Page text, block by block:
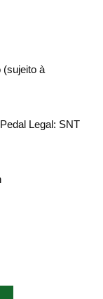
(sujeito à
Legal: SNT